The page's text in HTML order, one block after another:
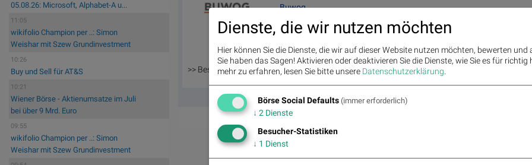
05.08.26: Microsoft, Alphabet-A u...
11:05
wikifolio Champion per ..: Simon
Weishar mit Szew Grundinvestment
10:26
Buy und Sell für AT&S
10:21
Wiener Börse - Aktienumsatze im Juli
bei über 9 Mrd. Euro
09:55
wikifolio Champion per ..: Simon
Weishar mit Szew Grundinvestment
Buwog
Die Buwog Group ist deutsch-österreichischer Komplettanbieter im
verfügt die Buwog Group über ein Portfolio mit rd. 51.000 Wohnungen. Mit
Wohnbauträger und Immobilienentwickler in Deutschland und Österreich.
>> Besuchen Sie 55 weitere Partner aufboerse-social.com/partner
Dienste, die wir nutzen möchten
Hier können Sie die Dienste, die wir auf dieser Website nutzen möchten, bewerten und
Sie haben das Sagen! Aktivieren oder deaktivieren Sie die Dienste, wie Sie es für richtig
mehr zu erfahren, lesen Sie bitte unsere Datenschutzerklärung.
Börse Social Defaults (immer erforderlich)
↓ 2 Dienste
Besucher-Statistiken
↓ 1 Dienst